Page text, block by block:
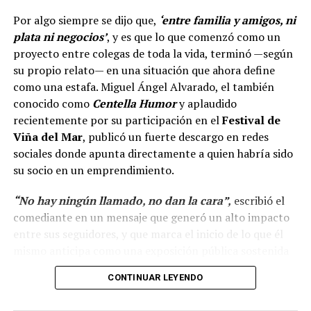
Por algo siempre se dijo que, ‘entre familia y amigos, ni
plata ni negocios’, y es que lo que comenzó como un
proyecto entre colegas de toda la vida, terminó —según
su propio relato— en una situación que ahora define
como una estafa. Miguel Ángel Alvarado, el también
conocido como Centella Humory aplaudido
recientemente por su participación en elFestival de
Viña del Mar, publicó un fuerte descargo en redes
sociales donde apunta directamente a quien habría sido
su socio en un emprendimiento.
“No hay ningún llamado, no dan la cara”, escribió el
comediante en un mensaje que generó un alto impacto
entre sus seguidores, y que marca el inicio de lo que él
en el tiempo.
CONTINUAR LEYENDO